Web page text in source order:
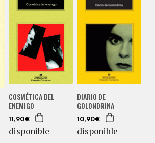
COSMÉTICA DEL
ENEMIGO
11,90€
disponible
DIARIO DE
GOLONDRINA
10,90€
disponible